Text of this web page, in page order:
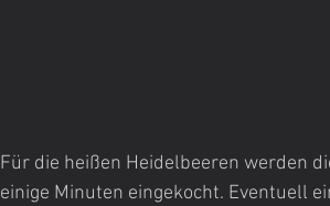
Für die heißen Heidelbeeren werden
einige Minuten eingekocht. Eventuell